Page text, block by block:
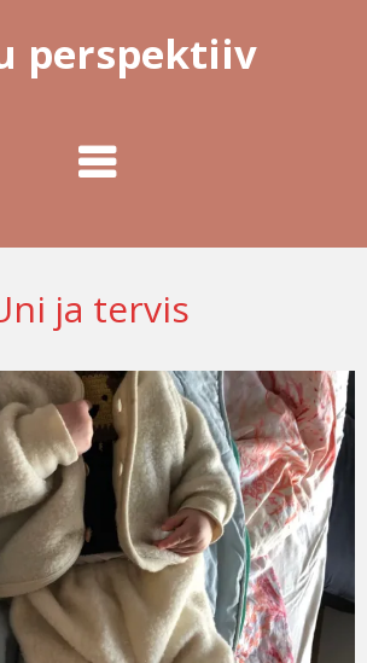
perspektiiv
ja tervis